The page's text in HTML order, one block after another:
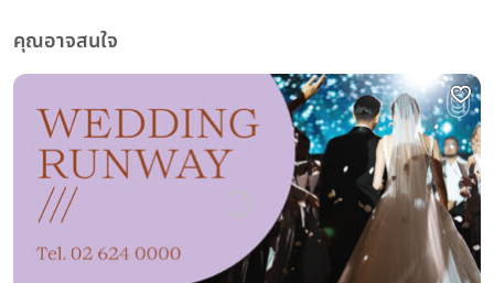
คุณอาจสนใจ